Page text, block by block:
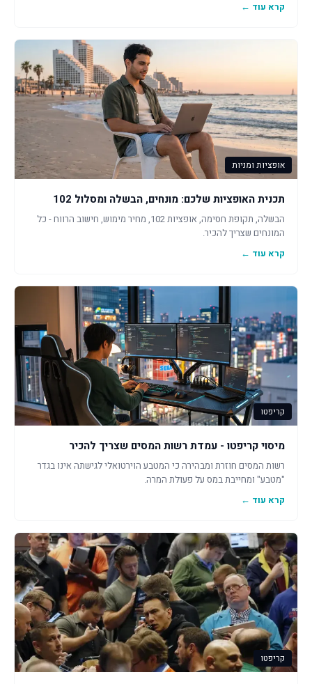
קרא עוד ←
אופציות ומניות
תכנית האופציות שלכם: מונחים, הבשלה ומסלול 102
הבשלה, תקופת חסימה, אופציות 102, מחיר מימוש, חישוב הרווח - כל
המונחים שצריך להכיר.
קרא עוד ←
קריפטו
מיסוי קריפטו - עמדת רשות המסים שצריך להכיר
רשות המסים חוזרת ומבהירה כי המטבע הוירטואלי לגישתה אינו בגדר
"מטבע" ומחייבת במס על פעולת המרה.
קרא עוד ←
קריפטו